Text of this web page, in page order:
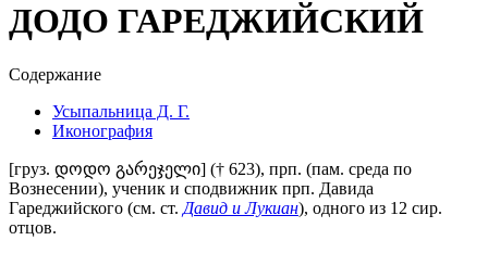
ДОДО ГАРЕДЖИЙСКИЙ
Содержание
Усыпальница Д. Г.
Иконография
[груз. დოდო გარეჯელი] († 623), прп. (пам. среда по
Вознесении), ученик и сподвижник прп. Давида
Гареджийского (см. ст. Давид и Лукиан), одного из 12 сир.
отцов.